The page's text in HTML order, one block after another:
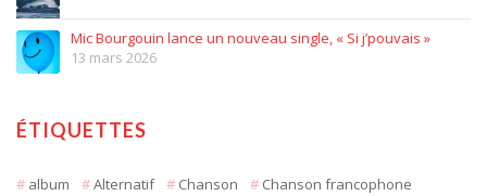
Mic Bourgouin lance un nouveau single, « Si j’pouvais »
13 mars 2026
ÉTIQUETTES
album Alternatif Chanson
Chanson francophone